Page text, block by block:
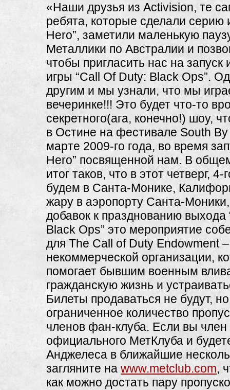
«Наши друзья из Activision, те
ребята, которые сделали серию
Hero”, заметили маленькую
Металлики по Австралии и
чтобы пригласить нас на
игры “Call Of Duty: Black Ops”.
другим и мы узнали, что мы
вечеринке!!! Это будет что-то
секретного(ага, конечно!) шоу,
в Остине на фестивале South
марте 2009-го года, во время
Hero” посвященной нам. В
итог таков, что в этот четверг,
будем в Санта-Монике,
жару в аэропорту Санта-
добавок к празднованию выхода
Black Ops” это мероприятие
для The Call of Duty Endowment –
некоммерческой организации,
помогает бывшим военным
гражданскую жизнь и
Билеты продаваться не будут,
ограниченное количество
членов фан-клуба. Если вы член
официального МетКлуба и
Анджелеса в ближайшие
загляните на www.metclub.com,
как можно достать пару